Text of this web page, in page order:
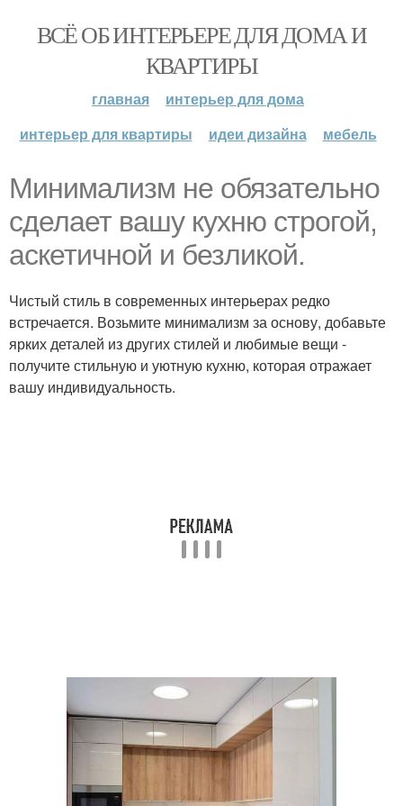
ВСЁ ОБ ИНТЕРЬЕРЕ ДЛЯ ДОМА И
КВАРТИРЫ
главная
интерьер для дома
интерьер для квартиры
идеи дизайна мебель
Минимализм не обязательно
сделает вашу кухню строгой,
аскетичной и безликой.
Чистый стиль в современных интерьерах редко
встречается. Возьмите минимализм за основу, добавьте
ярких деталей из других стилей и любимые вещи -
получите стильную и уютную кухню, которая отражает
вашу индивидуальность.